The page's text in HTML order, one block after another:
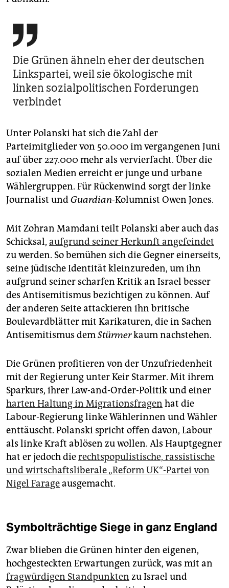

Die Grünen ähneln eher der deutschen
Linkspartei, weil sie ökologische mit
linken sozialpolitischen Forderungen
verbindet
Unter Polanski hat sich die Zahl der
Parteimitglieder von 50.000 im vergangenen Juni
auf über 227.000 mehr als vervierfacht. Über die
sozialen Medien erreicht er junge und urbane
Wählergruppen. Für Rückenwind sorgt der linke
Journalist undGuardian-Kolumnist Owen Jones.
Mit Zohran Mamdani teilt Polanski aber auch das
Schicksal, aufgrund seiner Herkunft angefeindet
zu werden. So bemühen sich die Gegner einerseits,
seine jüdische Identität kleinzureden, um ihn
aufgrund seiner scharfen Kritik an Israel besser
des Antisemitismus bezichtigen zu können. Auf
der anderen Seite attackieren ihn britische
Boulevardblätter mit Karikaturen, die in Sachen
Antisemitismus demStürmerkaum nachstehen.
Die Grünen profitieren von der Unzufriedenheit
mit der Regierung unter Keir Starmer. Mit ihrem
Sparkurs, ihrer Law-and-Order-Politik und einer
harten Haltung in Migrationsfragen hat die
Labour-Regierung linke Wählerinnen und Wähler
enttäuscht. Polanski spricht offen davon, Labour
als linke Kraft ablösen zu wollen. Als Hauptgegner
hat er jedoch dierechtspopulistische, rassistische
und wirtschaftsliberale „Reform UK“-Partei von
Nigel Farageausgemacht.
Symbolträchtige Siege in ganz England
Zwar blieben die Grünen hinter den eigenen,
hochgesteckten Erwartungen zurück, was mit an
fragwürdigen Standpunkten zu Israel und